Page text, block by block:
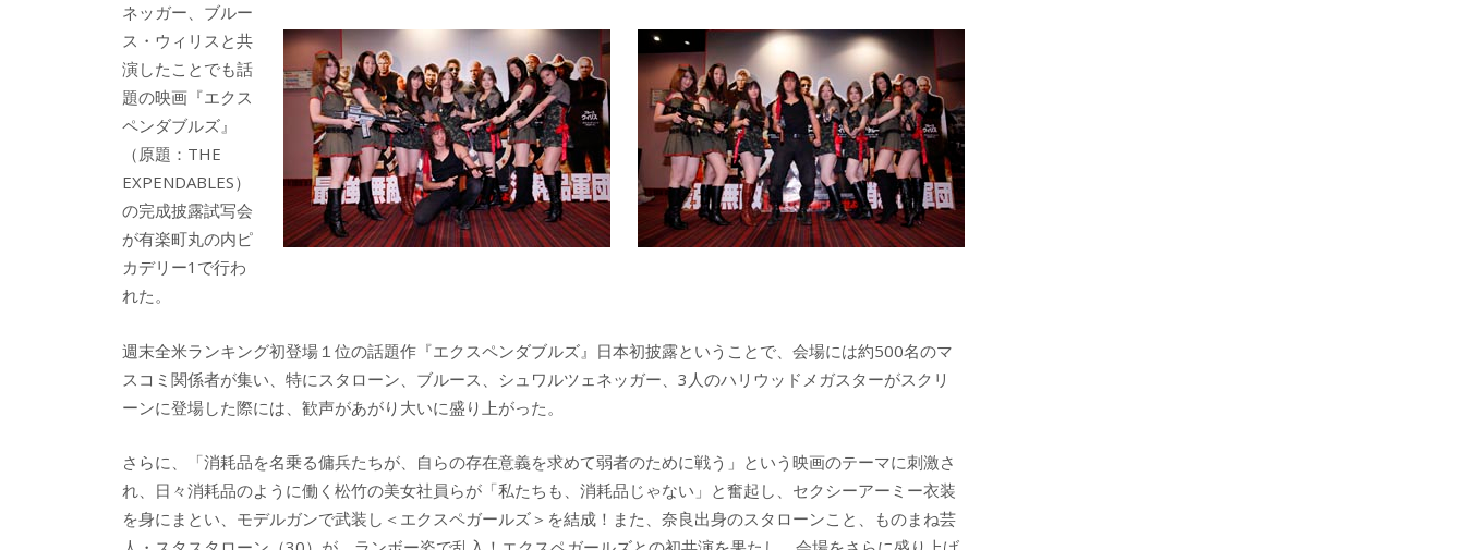
ネッガー、ブルー
ス・ウィリスと共
演したことでも話
題の映画『エクス
ペンダブルズ』
（原題：THE
EXPENDABLES）
の完成披露試写会
が有楽町丸の内ピ
カデリー1で行わ
れた。
週末全米ランキング初登場１位の話題作『エクスペンダブルズ』日本初披露ということで、会場には約500名のマ
スコミ関係者が集い、特にスタローン、ブルース、シュワルツェネッガー、3人のハリウッドメガスターがスクリ
ーンに登場した際には、歓声があがり大いに盛り上がった。
さらに、「消耗品を名乗る傭兵たちが、自らの存在意義を求めて弱者のために戦う」という映画のテーマに刺激さ
れ、日々消耗品のように働く松竹の美女社員らが「私たちも、消耗品じゃない」と奮起し、セクシーアーミー衣装
を身にまとい、モデルガンで武装し＜エクスペガールズ＞を結成！また、奈良出身のスタローンこと、ものまね芸